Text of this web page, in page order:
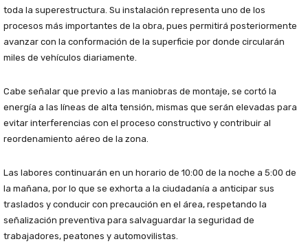
toda la superestructura. Su instalación representa uno de los
procesos más importantes de la obra, pues permitirá posteriormente
avanzar con la conformación de la superficie por donde circularán
miles de vehículos diariamente.
Cabe señalar que previo a las maniobras de montaje, se cortó la
energía a las líneas de alta tensión, mismas que serán elevadas para
evitar interferencias con el proceso constructivo y contribuir al
reordenamiento aéreo de la zona.
Las labores continuarán en un horario de 10:00 de la noche a 5:00 de
la mañana, por lo que se exhorta a la ciudadanía a anticipar sus
traslados y conducir con precaución en el área, respetando la
señalización preventiva para salvaguardar la seguridad de
trabajadores, peatones y automovilistas.